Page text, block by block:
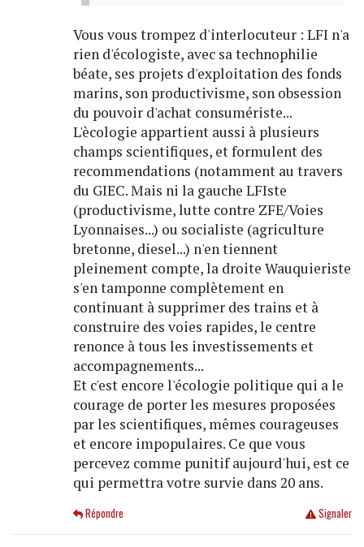
Vous vous trompez d'interlocuteur : LFI n'a
rien d'écologiste, avec sa technophilie
béate, ses projets d'exploitation des fonds
marins, son productivisme, son obsession
du pouvoir d'achat consumériste...
L'ècologie appartient aussi à plusieurs
champs scientifiques, et formulent des
recommendations (notamment au travers
du GIEC. Mais ni la gauche LFIste
(productivisme, lutte contre ZFE/Voies
Lyonnaises...) ou socialiste (agriculture
bretonne, diesel...) n'en tiennent
pleinement compte, la droite Wauquieriste
s'en tamponne complètement en
continuant à supprimer des trains et à
construire des voies rapides, le centre
renonce à tous les investissements et
accompagnements...
Et c'est encore l'écologie politique qui a le
courage de porter les mesures proposées
par les scientifiques, mêmes courageuses
et encore impopulaires. Ce que vous
percevez comme punitif aujourd'hui, est ce
qui permettra votre survie dans 20 ans.
Signaler
Répondre